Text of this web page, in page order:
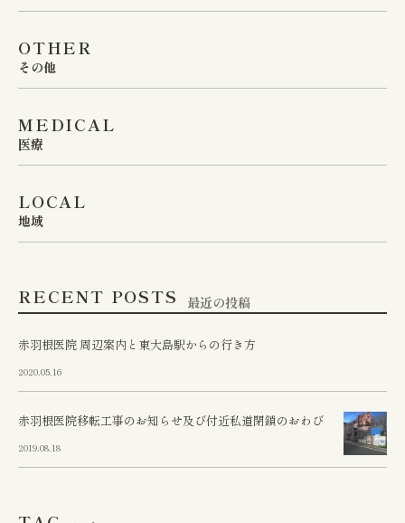
OTHER
その他
MEDICAL
医療
LOCAL
地域
RECENT POSTS 最近の投稿
赤羽根医院 周辺案内と東大島駅からの行き方
2020.05.16
赤羽根医院移転工事のお知らせ及び付近私道閉鎖のおわび
2019.08.18